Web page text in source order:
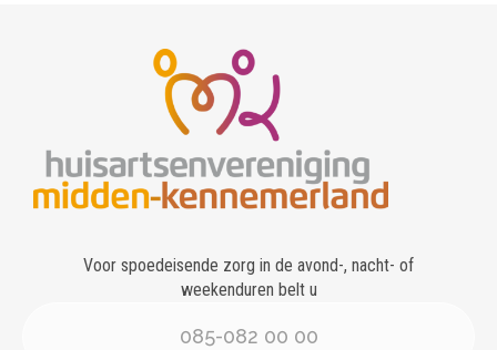
Voor spoedeisende zorg in de avond-, nacht- of
weekenduren belt u
085-082 00 00